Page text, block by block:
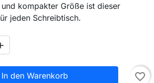
kompakter Größe ist dieser
jeden Schreibtisch.
In den Warenkorb favorite_border